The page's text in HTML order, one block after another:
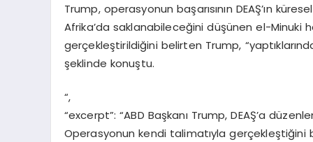
Trump, operasyonun başarısının DEAŞ’ın
Afrika’da saklanabileceğini düşünen el-Minuki
gerçekleştirildiğini belirten Trump,
şeklinde konuştu.
“,
“excerpt”: “ABD Başkanı Trump, DEAŞ’a
Operasyonun kendi talimatıyla gerçekleştiğini